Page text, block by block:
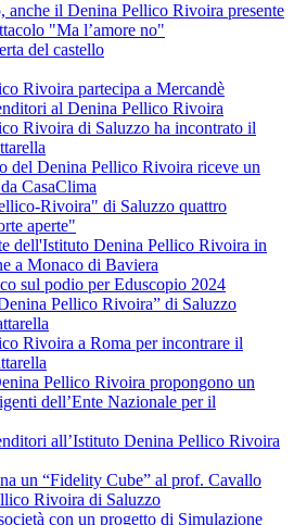
anche il Denina Pellico Rivoira presente
"Ma l’amore no"
del castello
Rivoira partecipa a Mercandè
al Denina Pellico Rivoira
Rivoira di Saluzzo ha incontrato il
del Denina Pellico Rivoira riceve un
CasaClima
Rivoira" di Saluzzo quattro
aperte"
dell'Istituto Denina Pellico Rivoira in
a Monaco di Baviera
sul podio per Eduscopio 2024
Pellico Rivoira” di Saluzzo
Rivoira a Roma per incontrare il
Pellico Rivoira propongono un
dell’Ente Nazionale per il
all’Istituto Denina Pellico Rivoira
un “Fidelity Cube” al prof. Cavallo
Rivoira di Saluzzo
con un progetto di Simulazione